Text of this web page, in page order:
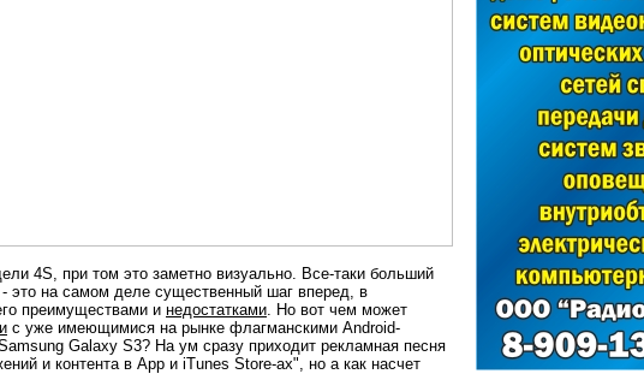
4S, при том это заметно визуально. Все-таки больший
это на самом деле существенный шаг вперед, в
преимуществами и недостатками . Но вот чем может
с уже имеющимися на рынке флагманскими Android-
Galaxy S3? На ум сразу приходит рекламная песня
и контента в App и iTunes Store-ах", но а как насчет